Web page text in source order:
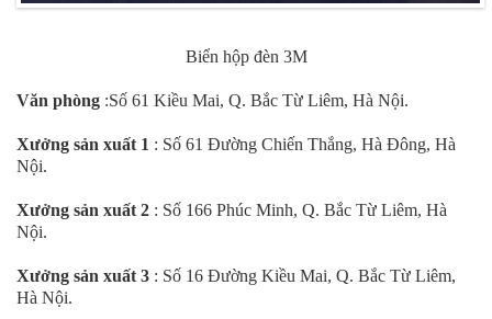
Biển hộp đèn 3M
Văn phòng :Số 61 Kiều Mai, Q. Bắc Từ Liêm, Hà Nội.
Xưởng sản xuất 1 : Số 61 Đường Chiến Thắng, Hà Đông, Hà
Nội.
Xưởng sản xuất 2 : Số 166 Phúc Minh, Q. Bắc Từ Liêm, Hà
Nội.
Xưởng sản xuất 3 : Số 16 Đường Kiều Mai, Q. Bắc Từ Liêm,
Hà Nội.